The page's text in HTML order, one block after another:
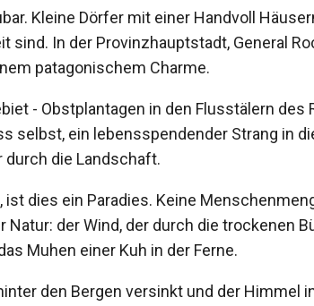
Kleine Dörfer mit einer Handvoll
sind. In der Provinzhauptstadt, General
patagonischem Charme.
- Obstplantagen in den Flusstälern des
selbst, ein lebensspendender Strang in
durch die Landschaft.
ist dies ein Paradies. Keine
Natur: der Wind, der durch die trockenen
Muhen einer Kuh in der Ferne.
den Bergen versinkt und der Himmel